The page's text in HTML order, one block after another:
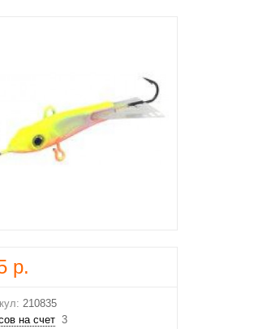
р.
210835
на счет 3